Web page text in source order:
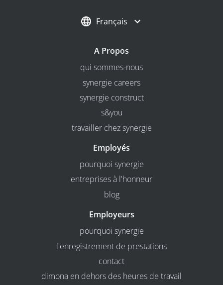
Français
A Propos
qui sommes-nous
synergie careers
synergie construct
s&you
travailler chez synergie
Employés
pourquoi synergie
entreprises à l'honneur
blog
Employeurs
pourquoi synergie
l'enregistrement de prestations
contact
dimona en dehors des heures de travail